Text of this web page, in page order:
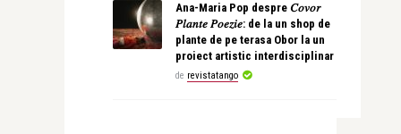
Ana-Maria Pop despre 𝐶𝑜𝑣𝑜𝑟
𝑃𝑙𝑎𝑛𝑡𝑒 𝑃𝑜𝑒𝑧𝑖𝑒: de la un shop de
plante de pe terasa Obor la un
proiect artistic interdisciplinar
de revistatango